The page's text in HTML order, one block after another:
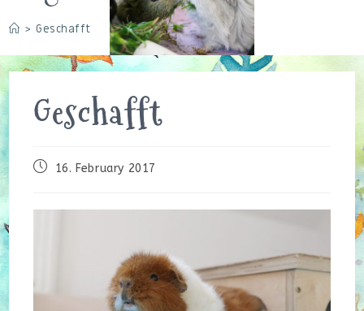
> Geschafft
Geschafft
Beitrag16. February 2017